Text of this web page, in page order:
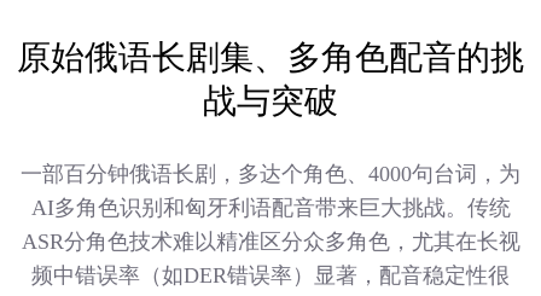
原始俄语长剧集、多角色配音的挑
战与突破
一部百分钟俄语长剧，多达个角色、4000句台词，为
AI多角色识别和匈牙利语配音带来巨大挑战。传统
ASR分角色技术难以精准区分众多角色，尤其在长视
频中错误率（如DER错误率）显著，配音稳定性很